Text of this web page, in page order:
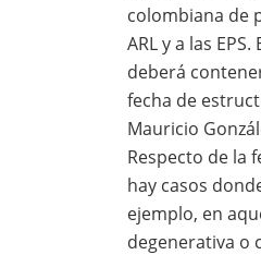
colombiana de
ARL y a las
deberá
fecha de
Mauricio
Respecto de la
hay casos
ejemplo, en
degenerativa o